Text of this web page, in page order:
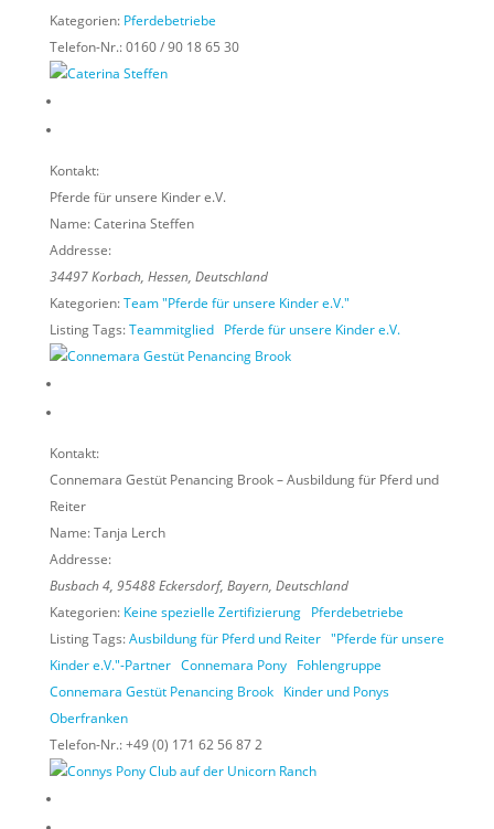
Kategorien: Pferdebetriebe
Telefon-Nr.:0160 / 90 18 65 30
Kontakt:
Pferde für unsere Kinder e.V.
Name:Caterina Steffen
Addresse:
34497Korbach, Hessen, Deutschland
Kategorien:Team "Pferde für unsere Kinder e.V."
Listing Tags:Teammitglied Pferde für unsere Kinder e.V.
Kontakt:
Connemara Gestüt Penancing Brook – Ausbildung für Pferd und
Reiter
Name:Tanja Lerch
Addresse:
Busbach 4, 95488Eckersdorf, Bayern, Deutschland
Kategorien: Keine spezielle Zertifizierung Pferdebetriebe
Listing Tags:Ausbildung für Pferd und Reiter "Pferde für unsere
Kinder e.V."-Partner Connemara Pony Fohlengruppe
Connemara Gestüt Penancing Brook Kinder und Ponys
Oberfranken
Telefon-Nr.:+49 (0) 171 62 56 87 2